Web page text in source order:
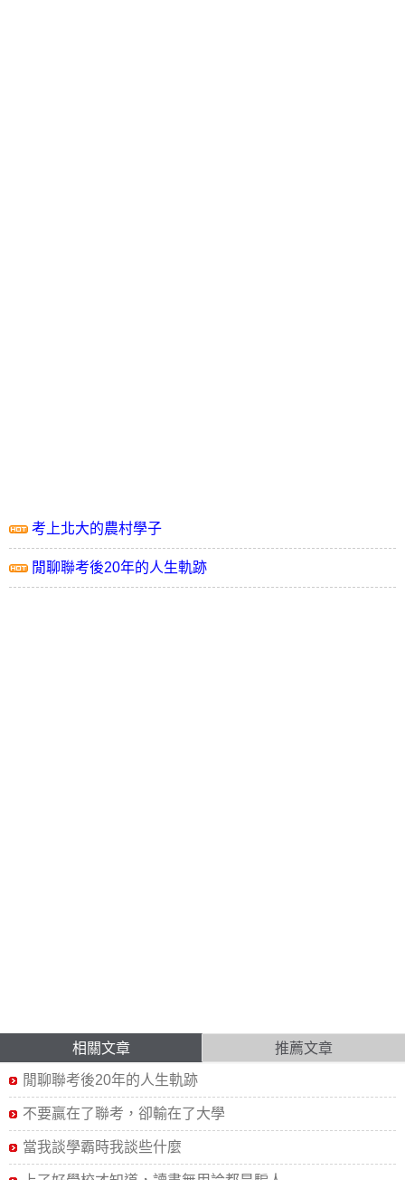
考上北大的農村學子
閒聊聯考後20年的人生軌跡
相關文章 推薦文章
閒聊聯考後20年的人生軌跡
不要贏在了聯考，卻輸在了大學
當我談學霸時我談些什麼